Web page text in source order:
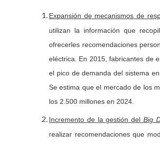
Expansión de mecanismos de
utilizan la información que
ofrecerles recomendaciones
eléctrica. En 2015, fabricantes de
el pico de demanda del sistema
Se estima que el mercado de los
los 2.500 millones en 2024.
Incremento de la gestión delBig
realizar recomendaciones que